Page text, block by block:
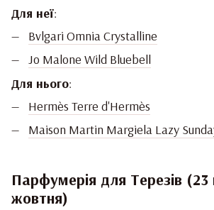
Для неї:
Bvlgari Omnia Crystalline
Jo Malone Wild Bluebell
Для нього:
Hermès Terre d'Hermès
Maison Martin Margiela Lazy
Парфумерія для Терезів
жовтня)